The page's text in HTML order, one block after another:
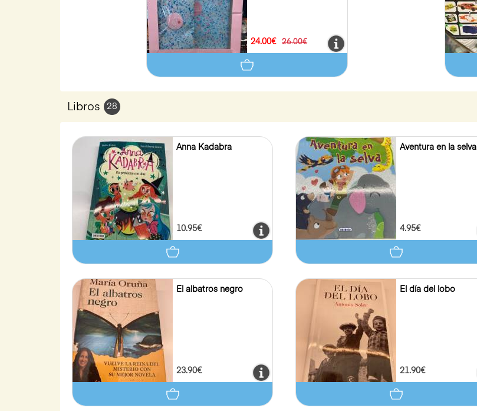
24.00€ 26.00€
Libros 28
Anna Kadabra
10.95€
Aventura en la selva
4.95€
El albatros negro
23.90€
El día del lobo
21.90€